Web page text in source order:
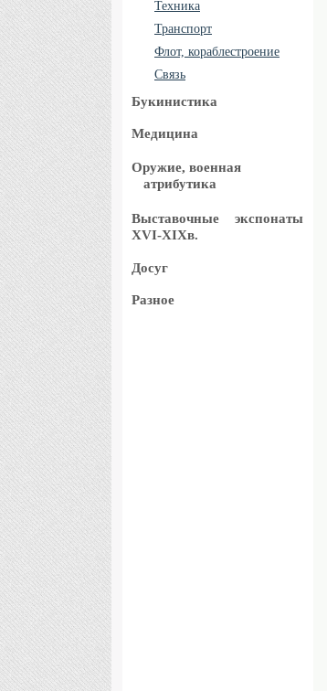
Техника
Транспорт
Флот, кораблестроение
Связь
Букинистика
Медицина
Оружие, военная
атрибутика
Выставочные
экспонаты
XVI-XIXв.
Досуг
Разное